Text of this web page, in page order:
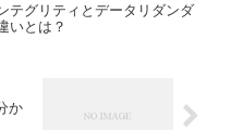
テグリティとデータリダンダ
いとは？
か